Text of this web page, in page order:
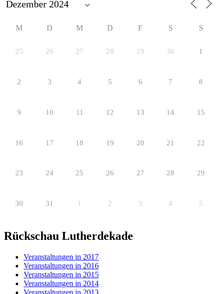
M D M D F S S
25 26 27 28 29 30 1
2 3 4 5 6 7 8
9 10 11 12 13 14 15
16 17 18 19 20 21 22
23 24 25 26 27 28 29
30 31 1 2 3 4 5
Rückschau Lutherdekade
Veranstaltungen in 2017
Veranstaltungen in 2016
Veranstaltungen in 2015
Veranstaltungen in 2014
Veranstaltungen in 2013